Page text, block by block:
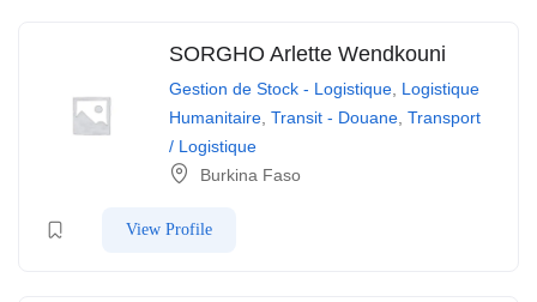
SORGHO Arlette Wendkouni
Gestion de Stock - Logistique, Logistique
Humanitaire, Transit - Douane, Transport
/ Logistique
Burkina Faso
View Profile